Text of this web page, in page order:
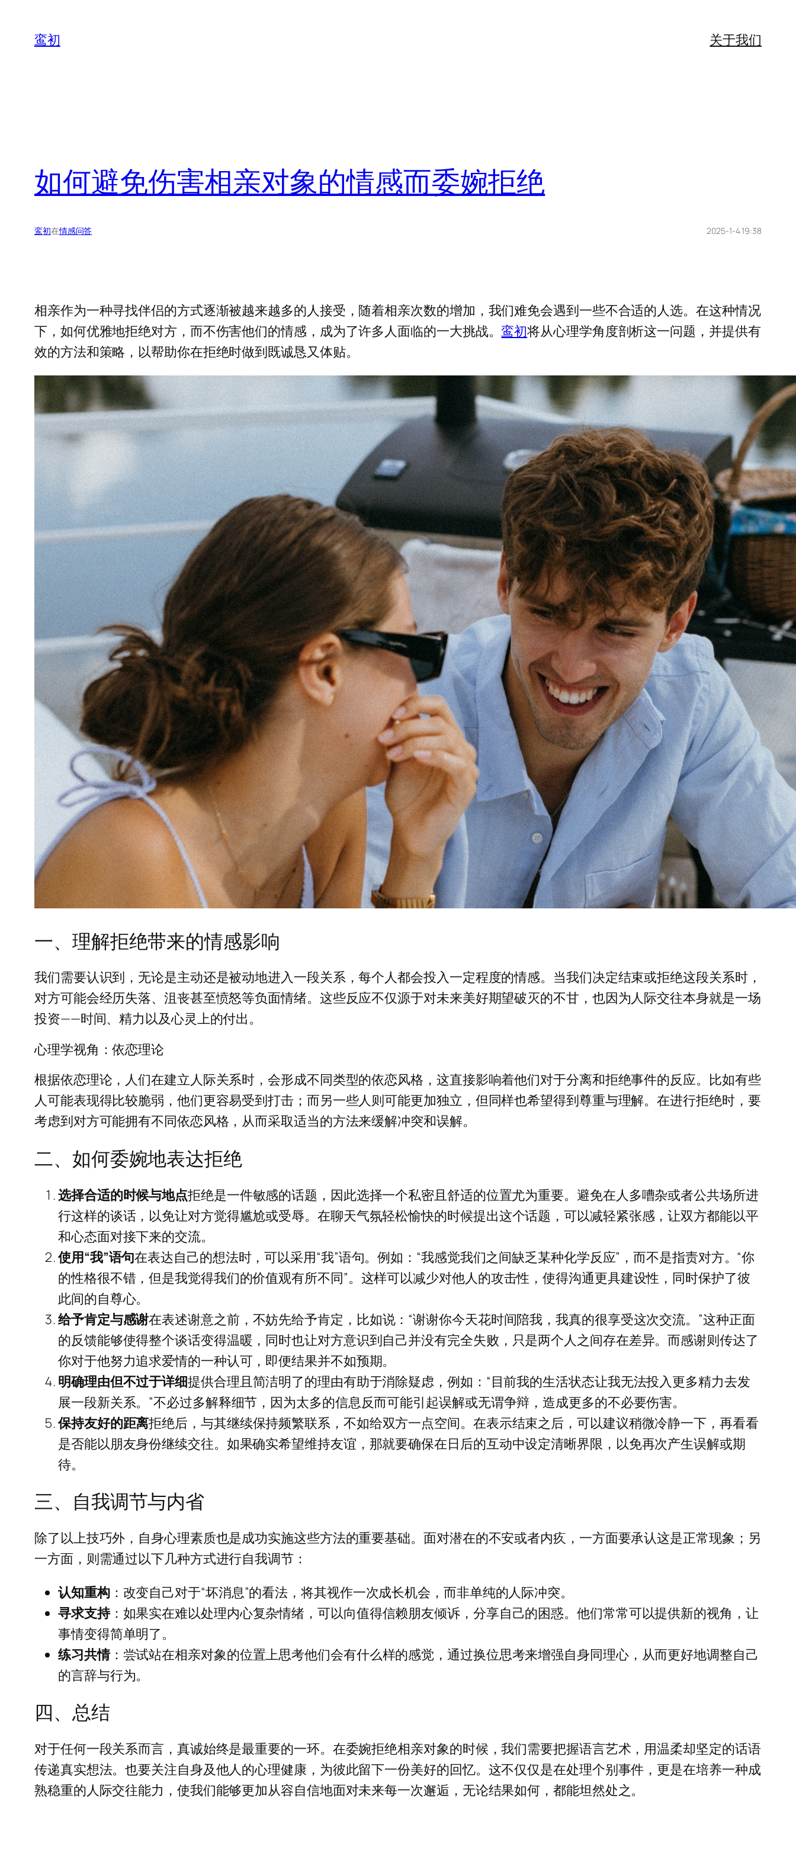
鸾初 关于我们
如何避免伤害相亲对象的情感而委婉拒绝
鸾初在情感问答 2025-1-4 19:38
相亲作为一种寻找伴侣的方式逐渐被越来越多的人接受，随着相亲次数的增加，我们难免会遇到一些不合适的人选。在这种情况
下，如何优雅地拒绝对方，而不伤害他们的情感，成为了许多人面临的一大挑战。鸾初将从心理学角度剖析这一问题，并提供有
效的方法和策略，以帮助你在拒绝时做到既诚恳又体贴。
一、理解拒绝带来的情感影响
我们需要认识到，无论是主动还是被动地进入一段关系，每个人都会投入一定程度的情感。当我们决定结束或拒绝这段关系时，
对方可能会经历失落、沮丧甚至愤怒等负面情绪。这些反应不仅源于对未来美好期望破灭的不甘，也因为人际交往本身就是一场
投资——时间、精力以及心灵上的付出。
心理学视角：依恋理论
根据依恋理论，人们在建立人际关系时，会形成不同类型的依恋风格，这直接影响着他们对于分离和拒绝事件的反应。比如有些
人可能表现得比较脆弱，他们更容易受到打击；而另一些人则可能更加独立，但同样也希望得到尊重与理解。在进行拒绝时，要
考虑到对方可能拥有不同依恋风格，从而采取适当的方法来缓解冲突和误解。
二、如何委婉地表达拒绝
选择合适的时候与地点拒绝是一件敏感的话题，因此选择一个私密且舒适的位置尤为重要。避免在人多嘈杂或者公共场所进
行这样的谈话，以免让对方觉得尴尬或受辱。在聊天气氛轻松愉快的时候提出这个话题，可以减轻紧张感，让双方都能以平
和心态面对接下来的交流。
使用“我”语句在表达自己的想法时，可以采用“我”语句。例如：“我感觉我们之间缺乏某种化学反应”，而不是指责对方。“你
的性格很不错，但是我觉得我们的价值观有所不同”。这样可以减少对他人的攻击性，使得沟通更具建设性，同时保护了彼
此间的自尊心。
给予肯定与感谢在表述谢意之前，不妨先给予肯定，比如说：“谢谢你今天花时间陪我，我真的很享受这次交流。”这种正面
的反馈能够使得整个谈话变得温暖，同时也让对方意识到自己并没有完全失败，只是两个人之间存在差异。而感谢则传达了
你对于他努力追求爱情的一种认可，即便结果并不如预期。
明确理由但不过于详细提供合理且简洁明了的理由有助于消除疑虑，例如：“目前我的生活状态让我无法投入更多精力去发
展一段新关系。”不必过多解释细节，因为太多的信息反而可能引起误解或无谓争辩，造成更多的不必要伤害。
保持友好的距离拒绝后，与其继续保持频繁联系，不如给双方一点空间。在表示结束之后，可以建议稍微冷静一下，再看看
是否能以朋友身份继续交往。如果确实希望维持友谊，那就要确保在日后的互动中设定清晰界限，以免再次产生误解或期
待。
三、自我调节与内省
除了以上技巧外，自身心理素质也是成功实施这些方法的重要基础。面对潜在的不安或者内疚，一方面要承认这是正常现象；另
一方面，则需通过以下几种方式进行自我调节：
认知重构：改变自己对于“坏消息”的看法，将其视作一次成长机会，而非单纯的人际冲突。
寻求支持：如果实在难以处理内心复杂情绪，可以向值得信赖朋友倾诉，分享自己的困惑。他们常常可以提供新的视角，让
事情变得简单明了。
练习共情：尝试站在相亲对象的位置上思考他们会有什么样的感觉，通过换位思考来增强自身同理心，从而更好地调整自己
的言辞与行为。
四、总结
对于任何一段关系而言，真诚始终是最重要的一环。在委婉拒绝相亲对象的时候，我们需要把握语言艺术，用温柔却坚定的话语
传递真实想法。也要关注自身及他人的心理健康，为彼此留下一份美好的回忆。这不仅仅是在处理个别事件，更是在培养一种成
熟稳重的人际交往能力，使我们能够更加从容自信地面对未来每一次邂逅，无论结果如何，都能坦然处之。